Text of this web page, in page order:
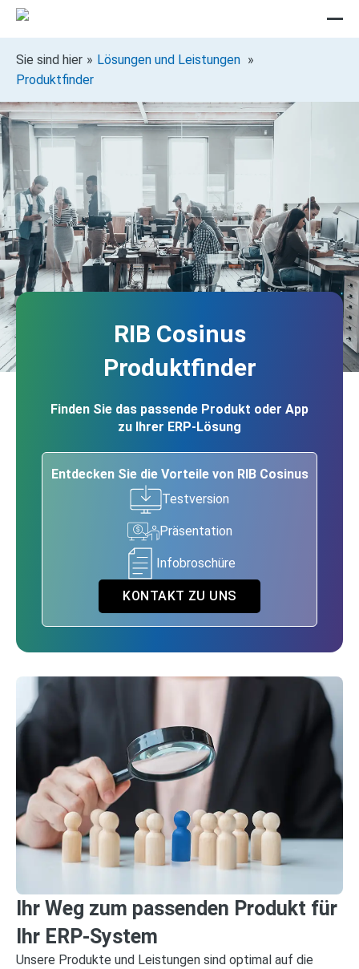
Sie sind hier
Lösungen und Leistungen
Produktfinder
RIB Cosinus
Produktfinder
Finden Sie das passende Produkt oder App
zu Ihrer ERP-Lösung
Entdecken Sie die Vorteile von RIB Cosinus
Testversion
Präsentation
Infobroschüre
KONTAKT ZU UNS
Ihr Weg zum passenden Produkt für
Ihr ERP-System
Unsere Produkte und Leistungen sind optimal auf die